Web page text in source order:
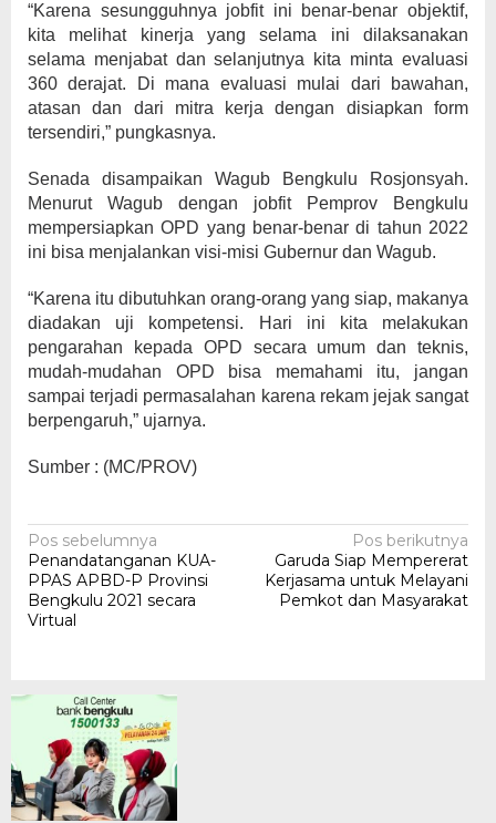
“Karena sesungguhnya jobfit ini benar-benar objektif,
kita melihat kinerja yang selama ini dilaksanakan
selama menjabat dan selanjutnya kita minta evaluasi
360 derajat. Di mana evaluasi mulai dari bawahan,
atasan dan dari mitra kerja dengan disiapkan form
tersendiri,” pungkasnya.
Senada disampaikan Wagub Bengkulu Rosjonsyah.
Menurut Wagub dengan jobfit Pemprov Bengkulu
mempersiapkan OPD yang benar-benar di tahun 2022
ini bisa menjalankan visi-misi Gubernur dan Wagub.
“Karena itu dibutuhkan orang-orang yang siap, makanya
diadakan uji kompetensi. Hari ini kita melakukan
pengarahan kepada OPD secara umum dan teknis,
mudah-mudahan OPD bisa memahami itu, jangan
sampai terjadi permasalahan karena rekam jejak sangat
berpengaruh,” ujarnya.
Sumber : (MC/PROV)
Navigasi
pos
Pos sebelumnya
Penandatanganan KUA-
PPAS APBD-P Provinsi
Bengkulu 2021 secara
Virtual
Pos berikutnya
Garuda Siap Mempererat
Kerjasama untuk Melayani
Pemkot dan Masyarakat